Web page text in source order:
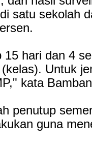
satu sekolah
hari dan 4
Untuk
kata
penutup
guna